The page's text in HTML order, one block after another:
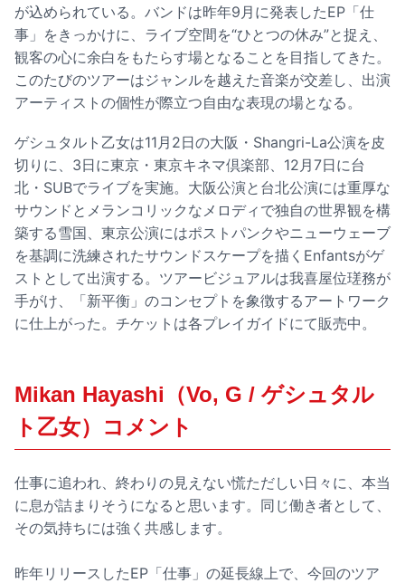
が込められている。バンドは昨年9月に発表したEP「仕
事」をきっかけに、ライブ空間を“ひとつの休み”と捉え、
観客の心に余白をもたらす場となることを目指してきた。
このたびのツアーはジャンルを越えた音楽が交差し、出演
アーティストの個性が際立つ自由な表現の場となる。
ゲシュタルト乙女は11月2日の大阪・Shangri-La公演を皮
切りに、3日に東京・東京キネマ倶楽部、12月7日に台
北・SUBでライブを実施。大阪公演と台北公演には重厚な
サウンドとメランコリックなメロディで独自の世界観を構
築する雪国、東京公演にはポストパンクやニューウェーブ
を基調に洗練されたサウンドスケープを描くEnfantsがゲ
ストとして出演する。ツアービジュアルは我喜屋位瑳務が
手がけ、「新平衡」のコンセプトを象徴するアートワーク
に仕上がった。チケットは各プレイガイドにて販売中。
Mikan Hayashi（Vo, G / ゲシュタル
ト乙女）コメント
仕事に追われ、終わりの見えない慌ただしい日々に、本当
に息が詰まりそうになると思います。同じ働き者として、
その気持ちには強く共感します。
昨年リリースしたEP「仕事」の延長線上で、今回のツア